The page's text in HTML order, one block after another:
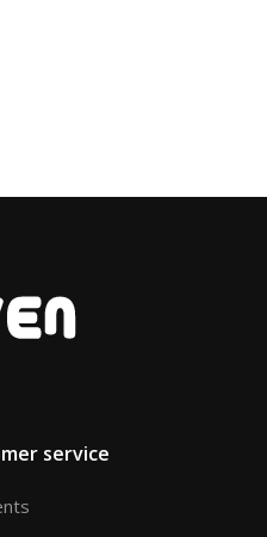
service